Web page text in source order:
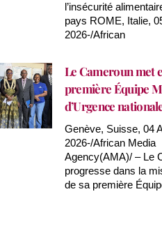
l’insécurité
pays ROME, Italie,
2026-/African
Le Cameroun met
première Équipe
d’Urgence
Genève, Suisse, 04
2026-/African Media
Agency(AMA)/ – Le
progresse dans la
de sa première